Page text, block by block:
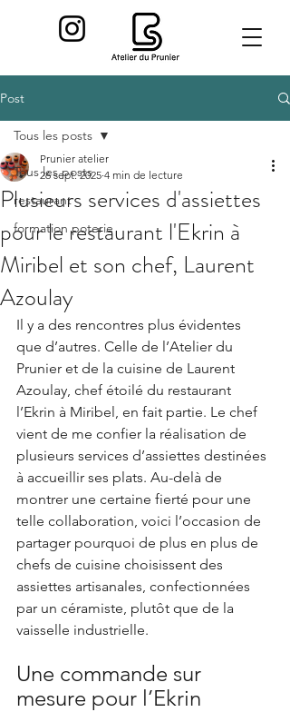
Post
Tous les posts
restaurant
formation poterie
Tous les posts
Plusieurs services d'assiettes
pour le restaurant l'Ekrin à
Miribel et son chef, Laurent
Azoulay
Prunier atelier
26 sept. 2025 4 min de lecture
Il y a des rencontres plus évidentes
que d’autres. Celle de l’Atelier du
Prunier et de la cuisine de Laurent
Azoulay, chef étoilé du restaurant
l’Ekrin à Miribel, en fait partie. Le chef
vient de me confier la réalisation de
plusieurs services d’assiettes destinées
à accueillir ses plats. Au-delà de
montrer une certaine fierté pour une
telle collaboration, voici l’occasion de
partager pourquoi de plus en plus de
chefs de cuisine choisissent des
assiettes artisanales, confectionnées
par un céramiste, plutôt que de la
vaisselle industrielle.
Une commande sur
mesure pour l’Ekrin